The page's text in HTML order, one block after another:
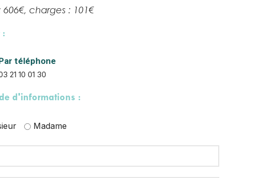
606€, charges : 101€
:
téléphone
21 10 01 30
d'informations :
Madame